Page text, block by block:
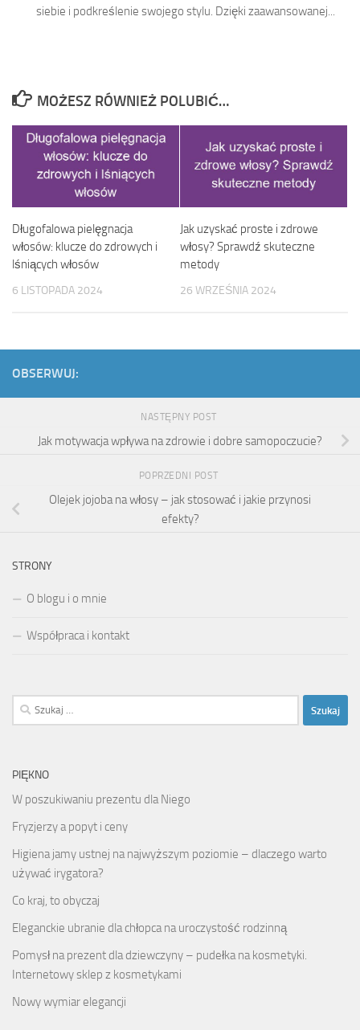
siebie i podkreślenie swojego stylu. Dzięki zaawansowanej...
MOŻESZ RÓWNIEŻ POLUBIĆ…
Długofalowa pielęgnacja
włosów: klucze do zdrowych i
lśniących włosów
6 LISTOPADA 2024
Jak uzyskać proste i zdrowe
włosy? Sprawdź skuteczne
metody
26 WRZEŚNIA 2024
OBSERWUJ:
NASTĘPNY POST
Jak motywacja wpływa na zdrowie i dobre samopoczucie?
POPRZEDNI POST
Olejek jojoba na włosy – jak stosować i jakie przynosi
efekty?
STRONY
O blogu i o mnie
Współpraca i kontakt
Szukaj:
PIĘKNO
W poszukiwaniu prezentu dla Niego
Fryzjerzy a popyt i ceny
Higiena jamy ustnej na najwyższym poziomie – dlaczego warto
używać irygatora?
Co kraj, to obyczaj
Eleganckie ubranie dla chłopca na uroczystość rodzinną
Pomysł na prezent dla dziewczyny – pudełka na kosmetyki.
Internetowy sklep z kosmetykami
Nowy wymiar elegancji